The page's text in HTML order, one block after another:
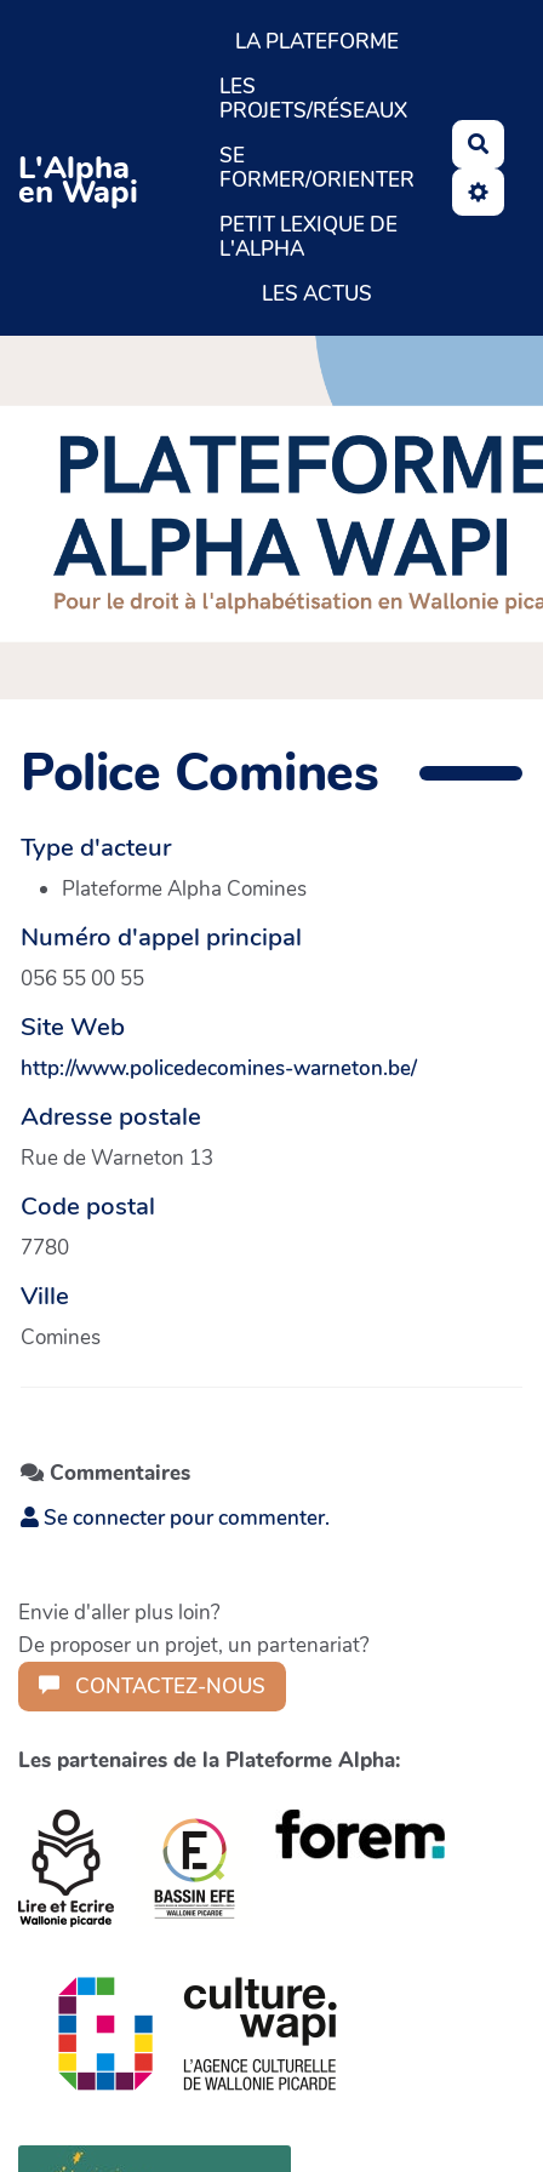
Aller au contenu principal
L'Alpha
en Wapi
LA PLATEFORME
LES
PROJETS/RÉSEAUX
SE
FORMER/ORIENTER
PETIT LEXIQUE DE
L'ALPHA
LES ACTUS
Police Comines
Type d'acteur
Plateforme Alpha Comines
Numéro d'appel principal
056 55 00 55
Site Web
http://www.policedecomines-warneton.be/
Adresse postale
Rue de Warneton 13
Code postal
7780
Ville
Comines
Commentaires
Se connecter pour commenter.
Envie d'aller plus loin?
De proposer un projet, un partenariat?
CONTACTEZ-NOUS
Les partenaires de la Plateforme Alpha: